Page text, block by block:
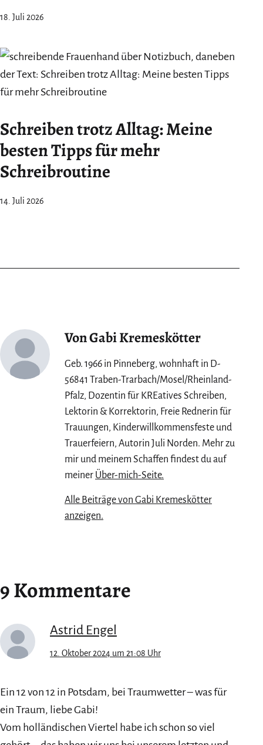
18. Juli 2026
Schreiben trotz Alltag: Meine
besten Tipps für mehr
Schreibroutine
14. Juli 2026
Von Gabi Kremeskötter
Geb. 1966 in Pinneberg, wohnhaft in D-
56841 Traben-Trarbach/Mosel/Rheinland-
Pfalz, Dozentin für KREatives Schreiben,
Lektorin & Korrektorin, Freie Rednerin für
Trauungen, Kinderwillkommensfeste und
Trauerfeiern, Autorin Juli Norden. Mehr zu
mir und meinem Schaffen findest du auf
meiner Über-mich-Seite.
Alle Beiträge von Gabi Kremeskötter
anzeigen.
9 Kommentare
Astrid Engel
12. Oktober 2024 um 21:08 Uhr
Ein 12 von 12 in Potsdam, bei Traumwetter – was für
ein Traum, liebe Gabi!
Vom holländischen Viertel habe ich schon so viel